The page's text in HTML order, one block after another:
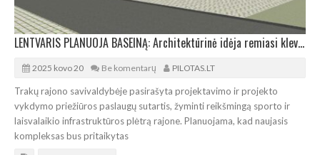
LENTVARIS PLANUOJA BASEINĄ: Architektūrinė idėja remiasi klevo lapo motyvu
2025 kovo 20 Be komentarų PILOTAS.LT
Trakų rajono savivaldybėje pasirašyta projektavimo ir projekto
vykdymo priežiūros paslaugų sutartis, žyminti reikšmingą sporto ir
laisvalaikio infrastruktūros plėtrą rajone. Planuojama, kad naujasis
kompleksas bus pritaikytas